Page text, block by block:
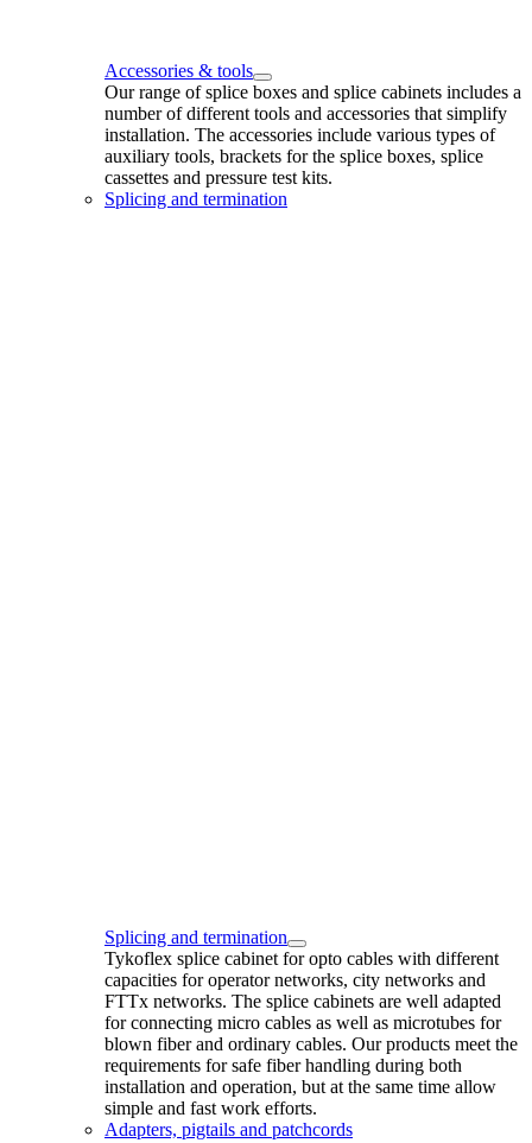
Accessories & tools
Our range of splice boxes and splice cabinets includes a
number of different tools and accessories that simplify
installation. The accessories include various types of
auxiliary tools, brackets for the splice boxes, splice
cassettes and pressure test kits.
Splicing and termination
Splicing and termination
Tykoflex splice cabinet for opto cables with different
capacities for operator networks, city networks and
FTTx networks. The splice cabinets are well adapted
for connecting micro cables as well as microtubes for
blown fiber and ordinary cables. Our products meet the
requirements for safe fiber handling during both
installation and operation, but at the same time allow
simple and fast work efforts.
Adapters, pigtails and patchcords